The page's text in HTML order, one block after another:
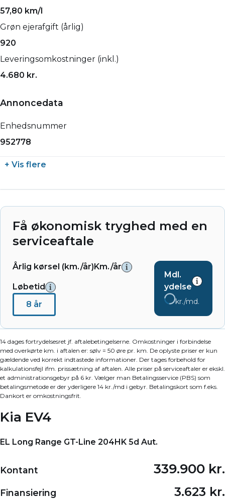
57,80 km/l
Grøn ejerafgift (årlig)
920
Leveringsomkostninger (inkl.)
4.680 kr.
Annoncedata
Enhedsnummer
952778
+ Vis flere
Få økonomisk tryghed med en
serviceaftale
Årlig kørsel (km./år)Km./år
Løbetid
8 år
Mdl.
ydelse
kr./md.
14 dages fortrydelsesret jf. aftalebetingelserne. Omkostninger i forbindelse
med overkørte km. i aftalen er: sølv = 50 øre pr. km. De oplyste priser er kun
gældende ved korrekt indtastede informationer. Der tages forbehold for
kalkulationsfejl ifm. prissætning af aftalen. Alle priser på serviceaftaler er ekskl.
et administrationsgebyr på 6 kr. Vælger man Betalingsservice (PBS) som
betalingsmetode er der yderligere 14 kr./md i gebyr. Betalingskort som f.eks.
Dankort er omkostningsfrit.
Kia EV4
EL Long Range GT-Line 204HK 5d Aut.
Kontant 339.900 kr.
Finansiering 3.623 kr.